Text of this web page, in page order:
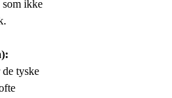
som ikke
de tyske